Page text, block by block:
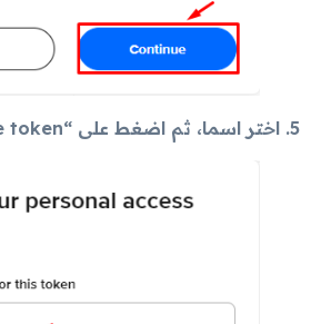
5. اختر اسما، ثم اضغط على “create token”.